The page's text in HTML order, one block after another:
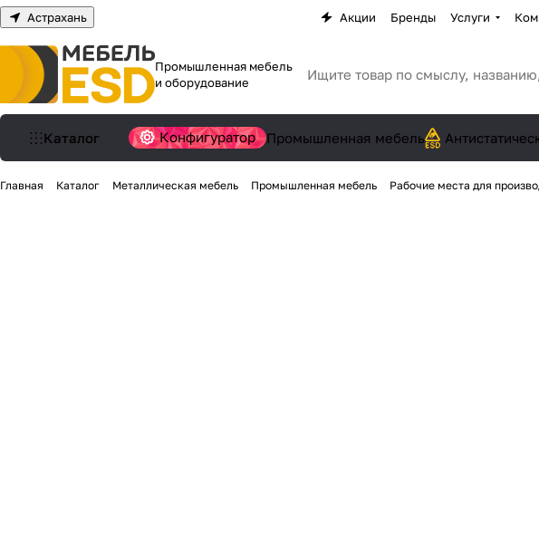
Астрахань Акции Бренды Услуги
Промышленная мебель
и оборудование
Каталог Конфигуратор Промышленная мебель
Главная Каталог Металлическая мебель Промышленная мебель Рабочие места для